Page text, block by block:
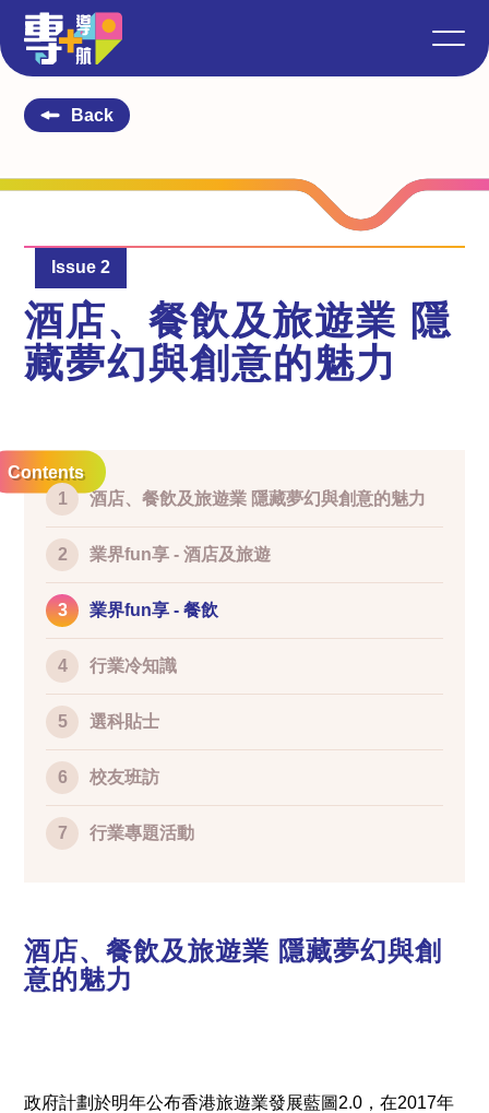
Back
Issue 2
酒店、餐飲及旅遊業 隱
藏夢幻與創意的魅力
Contents
1
酒店、餐飲及旅遊業 隱藏夢幻與創意的魅力
2 業界fun享 - 酒店及旅遊
3 業界fun享 - 餐飲
4 行業冷知識
5 選科貼士
6 校友班訪
7 行業專題活動
酒店、餐飲及旅遊業 隱藏夢幻與創
意的魅力
政府計劃於明年公布香港旅遊業發展藍圖2.0，在2017年